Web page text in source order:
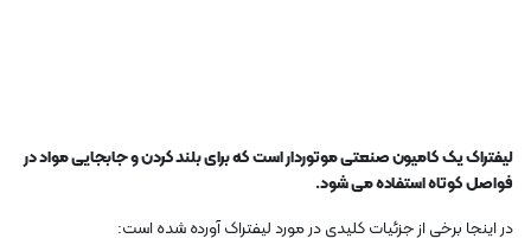
لیفتراک یک کامیون صنعتی موتوردار است که برای بلند کردن و جابجایی مواد در
فواصل کوتاه استفاده می شود.
در اینجا برخی از جزئیات کلیدی در مورد لیفتراک آورده شده است: